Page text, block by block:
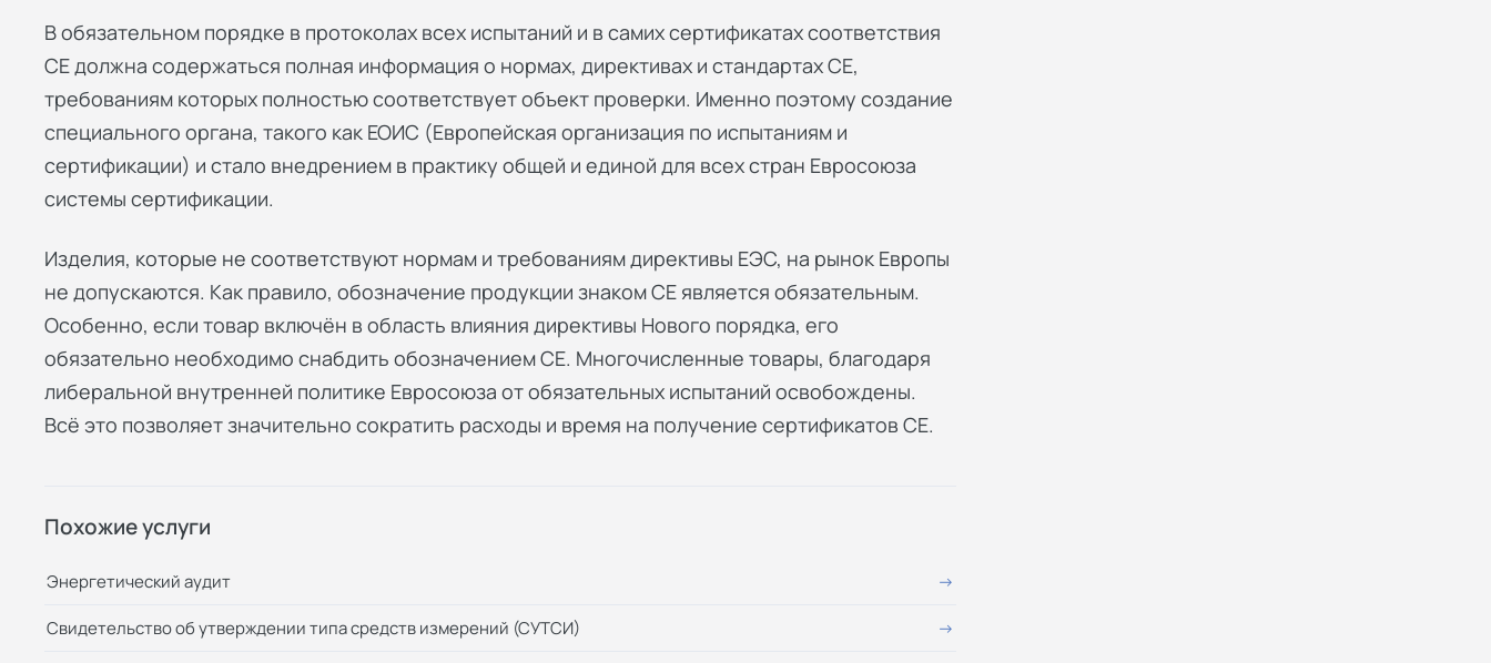
В обязательном порядке в протоколах всех испытаний и в самих сертификатах соответствия
СЕ должна содержаться полная информация о нормах, директивах и стандартах СЕ,
требованиям которых полностью соответствует объект проверки. Именно поэтому создание
специального органа, такого как ЕОИС (Европейская организация по испытаниям и
сертификации) и стало внедрением в практику общей и единой для всех стран Евросоюза
системы сертификации.
Изделия, которые не соответствуют нормам и требованиям директивы ЕЭС, на рынок Европы
не допускаются. Как правило, обозначение продукции знаком СЕ является обязательным.
Особенно, если товар включён в область влияния директивы Нового порядка, его
обязательно необходимо снабдить обозначением СЕ. Многочисленные товары, благодаря
либеральной внутренней политике Евросоюза от обязательных испытаний освобождены.
Всё это позволяет значительно сократить расходы и время на получение сертификатов СЕ.
Похожие услуги
Энергетический аудит
Свидетельство об утверждении типа средств измерений (СУТСИ)